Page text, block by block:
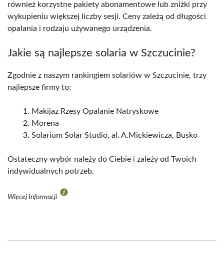
również korzystne pakiety abonamentowe lub zniżki przy
wykupieniu większej liczby sesji. Ceny zależą od długości
opalania i rodzaju używanego urządzenia.
Jakie są najlepsze solaria w Szczucinie?
Zgodnie z naszym rankingiem solariów w Szczucinie, trzy
najlepsze firmy to:
Makijaz Rzesy Opalanie Natryskowe
Morena
Solarium Solar Studio, al. A.Mickiewicza, Busko
Ostateczny wybór należy do Ciebie i zależy od Twoich
indywidualnych potrzeb.
Więcej Informacji